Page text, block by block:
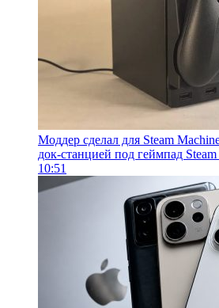
Моддер сделал для Steam
док-станцией под геймпад
10:51